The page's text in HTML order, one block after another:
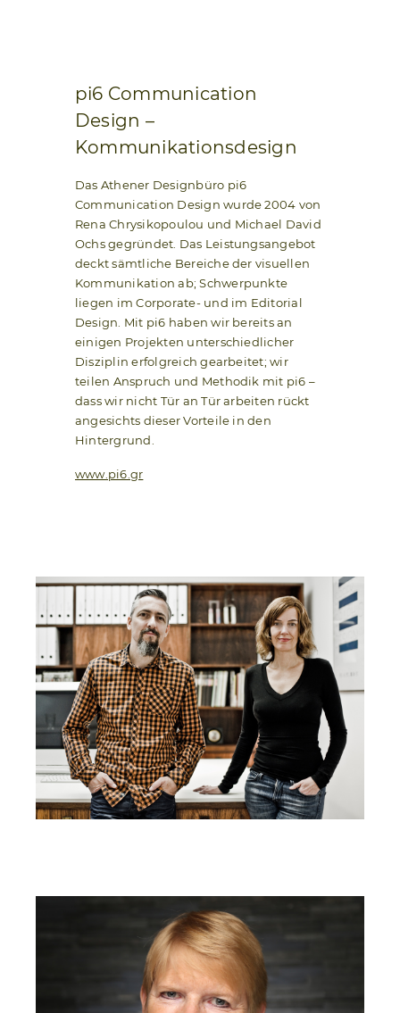
pi6 Communication
Design –
Kommunikationsdesign
Das Athener Designbüro pi6
Communication Design wurde 2004 von
Rena Chrysikopoulou und Michael David
Ochs gegründet. Das Leistungsangebot
deckt sämtliche Bereiche der visuellen
Kommunikation ab; Schwerpunkte
liegen im Corporate- und im Editorial
Design. Mit pi6 haben wir bereits an
einigen Projekten unterschiedlicher
Disziplin erfolgreich gearbeitet; wir
teilen Anspruch und Methodik mit pi6 –
dass wir nicht Tür an Tür arbeiten rückt
angesichts dieser Vorteile in den
Hintergrund.
www.pi6.gr